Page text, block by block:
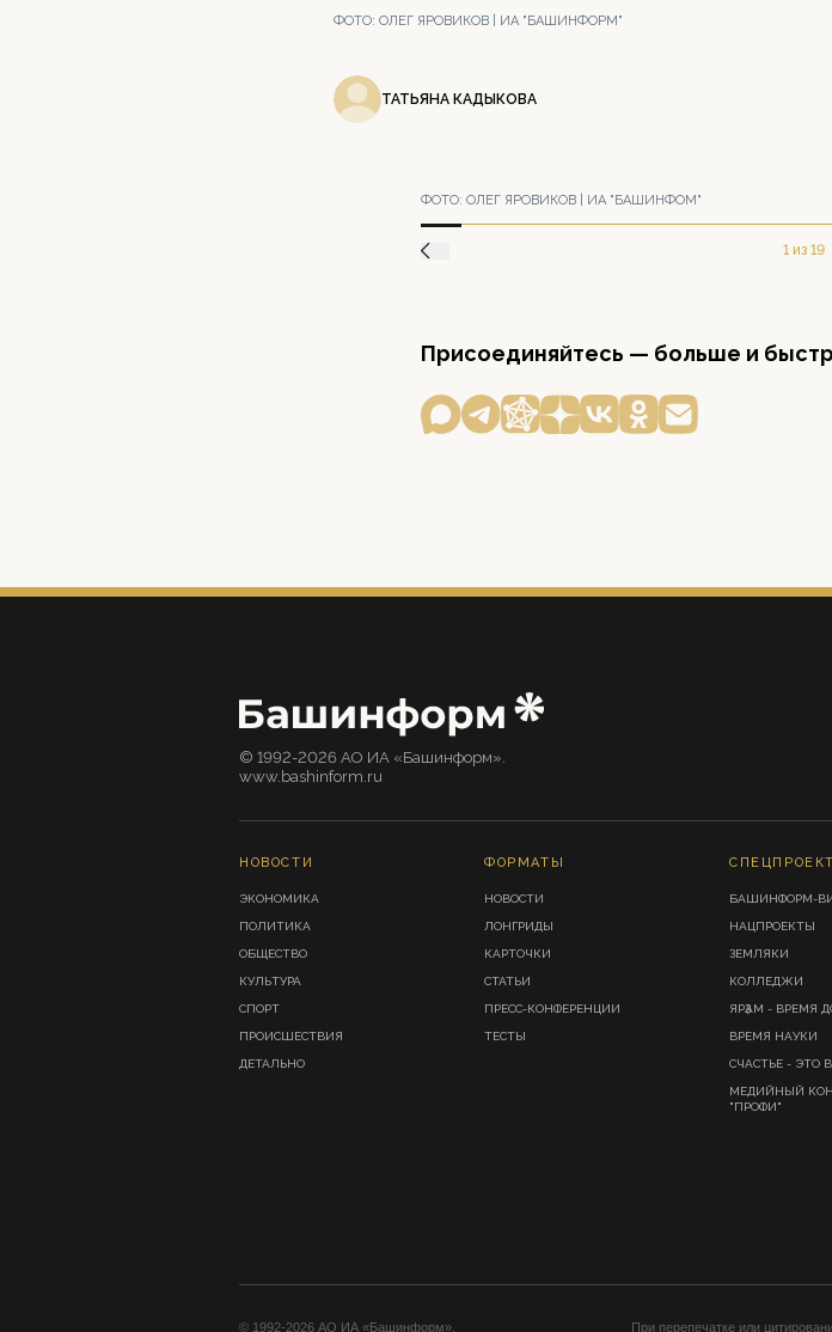
ФОТО: ОЛЕГ ЯРОВИКОВ | ИА "БАШИНФОРМ"
ТАТЬЯНА КАДЫКОВА
ФОТО: ОЛЕГ ЯРОВИКОВ | ИА "БАШИНФОМ"
1 из 19
Присоединяйтесь — больше и
© 1992-2026 АО ИА «Башинформ».
www.bashinform.ru
НОВОСТИ
ЭКОНОМИКА
ПОЛИТИКА
ОБЩЕСТВО
КУЛЬТУРА
СПОРТ
ПРОИСШЕСТВИЯ
ДЕТАЛЬНО
ФОРМАТЫ
НОВОСТИ
ЛОНГРИДЫ
КАРТОЧКИ
СТАТЬИ
ПРЕСС-КОНФЕРЕНЦИИ
ТЕСТЫ
БАШИНФОРМ-
НАЦПРОЕКТЫ
ЗЕМЛЯКИ
КОЛЛЕДЖИ
ЯРҘАМ - ВРЕМЯ
ВРЕМЯ НАУКИ
СЧАСТЬЕ - ЭТО
МЕДИЙНЫЙ
"ПРОФИ"
© 1992-2026 АО ИА «Башинформ». При перепечатке или